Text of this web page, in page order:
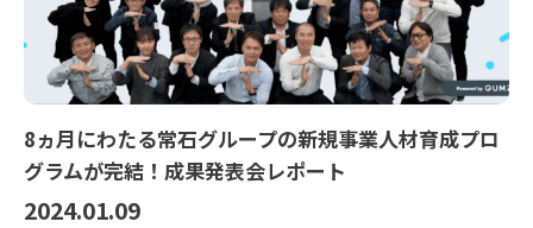
8ヵ月にわたる常石グループの新規事業人材育成プロ
グラムが完結！成果発表会レポート
2024.01.09